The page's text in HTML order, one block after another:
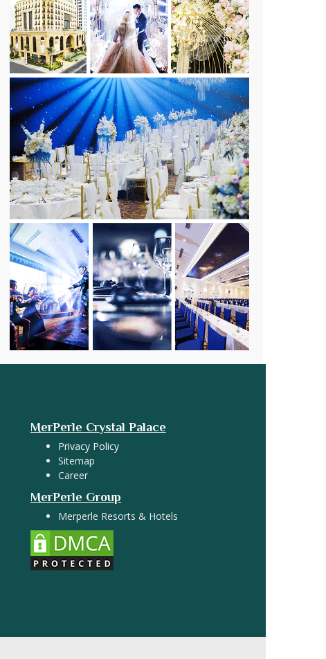
MerPerle Crystal Palace
Privacy Policy
Sitemap
Career
MerPerle Group
Merperle Resorts & Hotels